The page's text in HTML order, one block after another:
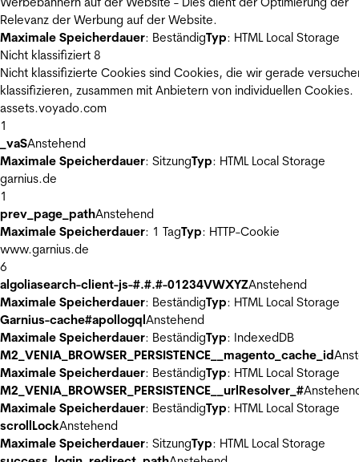
Relevanz der Werbung auf der Website.
Maximale Speicherdauer: BeständigTyp: HTML Local Storage
Nicht klassifiziert 8
Nicht klassifizierte Cookies sind Cookies, die wir gerade
klassifizieren, zusammen mit Anbietern von individuellen Cookies.
assets.voyado.com
1
_vaSAnstehend
Maximale Speicherdauer: SitzungTyp: HTML Local Storage
garnius.de
1
prev_page_pathAnstehend
Maximale Speicherdauer: 1 TagTyp: HTTP-Cookie
www.garnius.de
6
algoliasearch-client-js-#.#.#-01234VWXYZAnstehend
Maximale Speicherdauer: BeständigTyp: HTML Local Storage
Garnius-cache#apollogqlAnstehend
Maximale Speicherdauer: BeständigTyp: IndexedDB
M2_VENIA_BROWSER_PERSISTENCE__magento_cache_id
Maximale Speicherdauer: BeständigTyp: HTML Local Storage
M2_VENIA_BROWSER_PERSISTENCE__urlResolver_#
Maximale Speicherdauer: BeständigTyp: HTML Local Storage
scrollLockAnstehend
Maximale Speicherdauer: SitzungTyp: HTML Local Storage